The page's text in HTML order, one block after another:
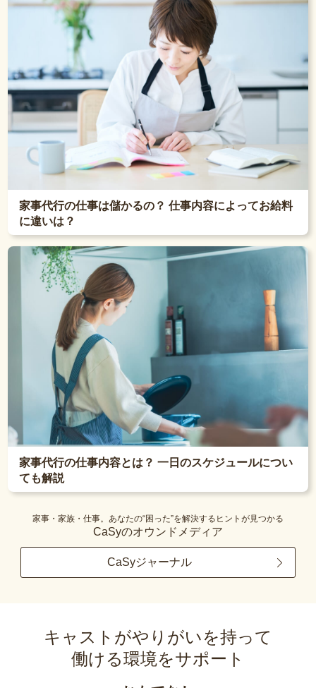
家事代行の仕事は儲かるの？ 仕事内容によってお給料
に違いは？
家事代行の仕事内容とは？ 一日のスケジュールについ
ても解説
家事・家族・仕事。あなたの“困った”を解決するヒントが見つかる
CaSyのオウンドメディア
CaSyジャーナル
キャストがやりがいを持って
働ける環境をサポート